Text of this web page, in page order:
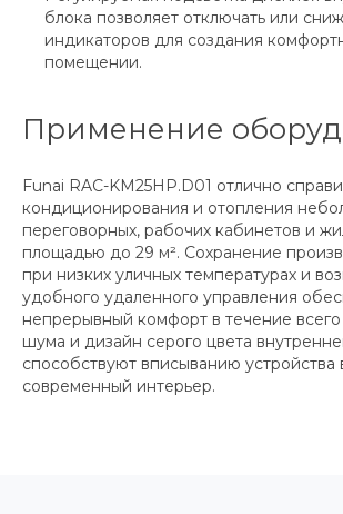
блока позволяет отключать или
индикаторов для создания
помещении.
Применение
Funai RAC-KM25HP.D01 отлично
кондиционирования и отопления
переговорных, рабочих кабинетов и
площадью до 29 м². Сохранение
при низких уличных температурах и
удобного удаленного управления
непрерывный комфорт в течение
шума и дизайн серого цвета
способствуют вписыванию устройства
современный интерьер.